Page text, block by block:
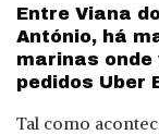
Entre Viana
António, há
marinas
pedidos Uber
Tal como